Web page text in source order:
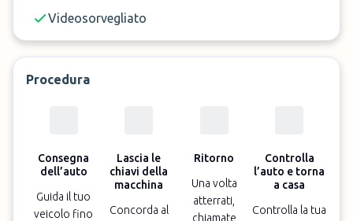
Videosorvegliato
Procedura
Consegna
dell’auto
Guida il tuo
veicolo fino
Lascia le
chiavi della
macchina
Concorda al
Ritorno
Una volta
atterrati,
chiamate
Controlla
l’auto e torna
a casa
Controlla la tua